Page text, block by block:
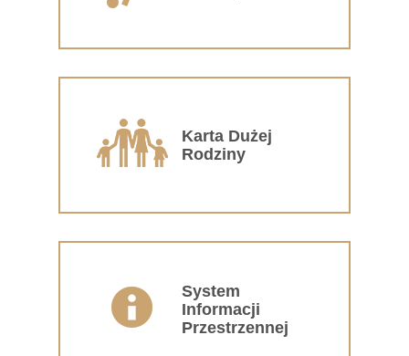
Karta Dużej
Rodziny
System
Informacji
Przestrzennej